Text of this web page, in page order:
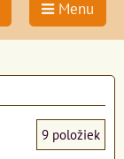
Menu
9 položiek